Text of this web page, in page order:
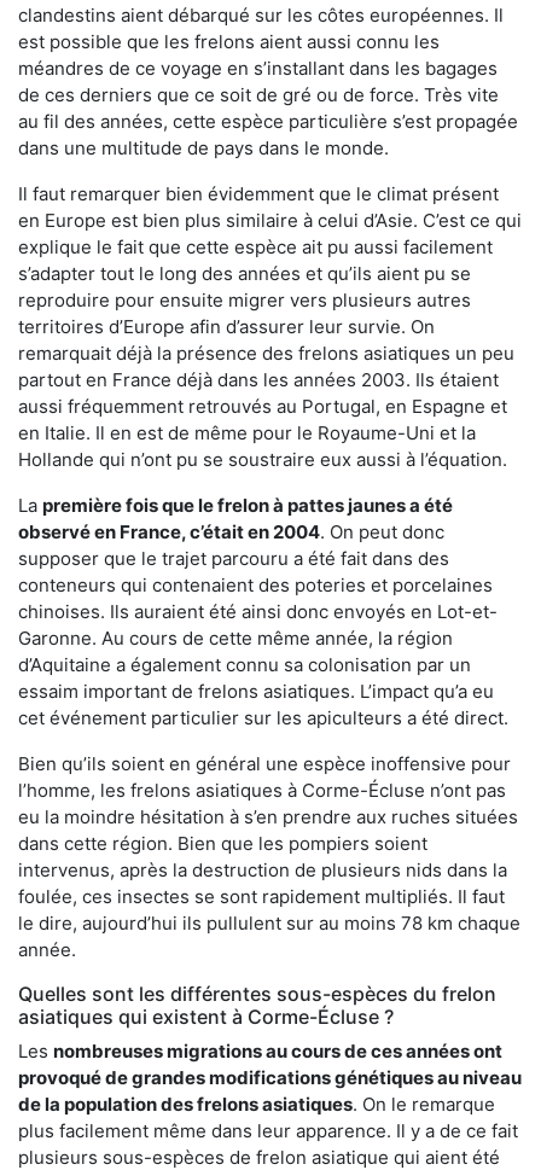
clandestins aient débarqué sur les côtes européennes. Il
est possible que les frelons aient aussi connu les
méandres de ce voyage en s’installant dans les bagages
de ces derniers que ce soit de gré ou de force. Très vite
au fil des années, cette espèce particulière s’est propagée
dans une multitude de pays dans le monde.
Il faut remarquer bien évidemment que le climat présent
en Europe est bien plus similaire à celui d’Asie. C’est ce qui
explique le fait que cette espèce ait pu aussi facilement
s’adapter tout le long des années et qu’ils aient pu se
reproduire pour ensuite migrer vers plusieurs autres
territoires d’Europe afin d’assurer leur survie. On
remarquait déjà la présence des frelons asiatiques un peu
partout en France déjà dans les années 2003. Ils étaient
aussi fréquemment retrouvés au Portugal, en Espagne et
en Italie. Il en est de même pour le Royaume-Uni et la
Hollande qui n’ont pu se soustraire eux aussi à l’équation.
La première fois que le frelon à pattes jaunes a été
observé en France, c’était en 2004. On peut donc
supposer que le trajet parcouru a été fait dans des
conteneurs qui contenaient des poteries et porcelaines
chinoises. Ils auraient été ainsi donc envoyés en Lot-et-
Garonne. Au cours de cette même année, la région
d’Aquitaine a également connu sa colonisation par un
essaim important de frelons asiatiques. L’impact qu’a eu
cet événement particulier sur les apiculteurs a été direct.
Bien qu’ils soient en général une espèce inoffensive pour
l’homme, les frelons asiatiques à Corme-Écluse n’ont pas
eu la moindre hésitation à s’en prendre aux ruches situées
dans cette région. Bien que les pompiers soient
intervenus, après la destruction de plusieurs nids dans la
foulée, ces insectes se sont rapidement multipliés. Il faut
le dire, aujourd’hui ils pullulent sur au moins 78 km chaque
année.
Quelles sont les différentes sous-espèces du frelon
asiatiques qui existent à Corme-Écluse ?
Les nombreuses migrations au cours de ces années ont
provoqué de grandes modifications génétiques au niveau
de la population des frelons asiatiques. On le remarque
plus facilement même dans leur apparence. Il y a de ce fait
plusieurs sous-espèces de frelon asiatique qui aient été